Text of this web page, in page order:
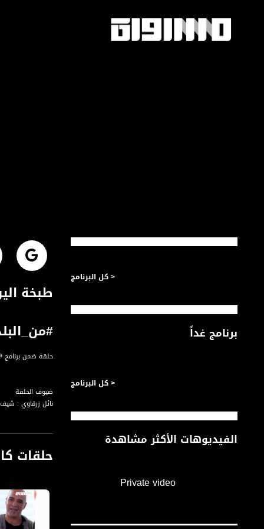
طبخة
حلقة ضمن برنامج #من_البلد
ضيوف الحلقة
نائل زرقاوي : شيف
تقديم: ربيع خوري
Downlink frequency - الترد :
حلقات
< كل البرنامج
برنامج غداً
< كل البرنامج
الفيديوهات الأكثر مشاهدة
Private video